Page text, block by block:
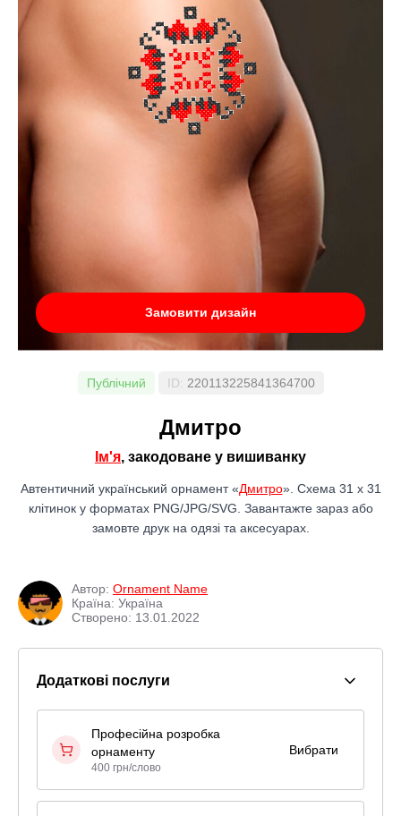
Замовити дизайн
Публічний ID: 220113225841364700
Дмитро
Ім'я, закодоване у вишиванку
Автентичний український орнамент «Дмитро». Схема 31 x 31
клітинок у форматах PNG/JPG/SVG. Завантажте зараз або
замовте друк на одязі та аксесуарах.
Автор: Ornament Name
Країна: Україна
Створено: 13.01.2022
Додаткові послуги
Професійна розробка
орнаменту
400 грн/слово
Вибрати